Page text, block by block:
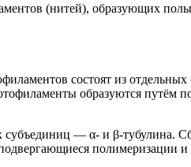
(нитей), образующих
состоят из
образуются путём
субъединиц — α- и β-тубулина.
полимеризации и